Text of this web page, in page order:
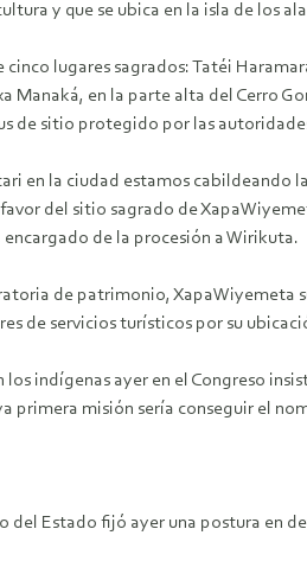
y que se ubica en la isla de los
lugares sagrados: Tatéi
Manaká, en la parte alta del Cerro
de sitio protegido por las
en la ciudad estamos cabildeando
del sitio sagrado de
de la procesión a Wirikuta.
de patrimonio, XapaWiyemeta
de servicios turísticos por su
indígenas ayer en el Congreso
primera misión sería conseguir el
del Estado fijó ayer una postura en